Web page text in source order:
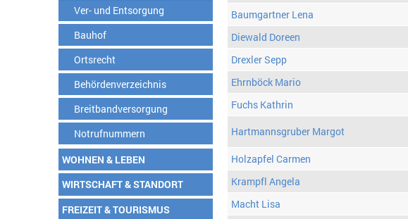
Ver- und Entsorgung
Bauhof
Ortsrecht
Behördenverzeichnis
Breitbandversorgung
Notrufnummern
WOHNEN & LEBEN
WIRTSCHAFT & STANDORT
FREIZEIT & TOURISMUS
Baumgartner Lena
Diewald Doreen
Drexler Sepp
Ehrnböck Mario
Fuchs Kathrin
Hartmannsgruber Margot
Holzapfel Carmen
Krampfl Angela
Macht Lisa